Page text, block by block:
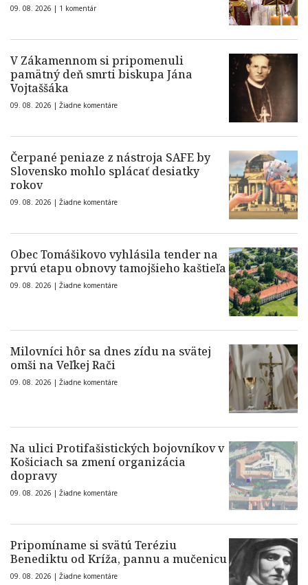
09. 08. 2026 | 1 komentár
V Zákamennom si pripomenuli
pamätný deň smrti biskupa Jána
Vojtaššáka
09. 08. 2026 | Žiadne komentáre
Čerpané peniaze z nástroja SAFE by
Slovensko mohlo splácať desiatky
rokov
09. 08. 2026 | Žiadne komentáre
Obec Tomášikovo vyhlásila tender na
prvú etapu obnovy tamojšieho kaštieľa
09. 08. 2026 | Žiadne komentáre
Milovníci hôr sa dnes zídu na svätej
omši na Veľkej Rači
09. 08. 2026 | Žiadne komentáre
Na ulici Protifašistických bojovníkov v
Košiciach sa zmení organizácia
dopravy
09. 08. 2026 | Žiadne komentáre
Pripomíname si svätú Teréziu
Benediktu od Kríža, pannu a mučenicu
09. 08. 2026 | Žiadne komentáre